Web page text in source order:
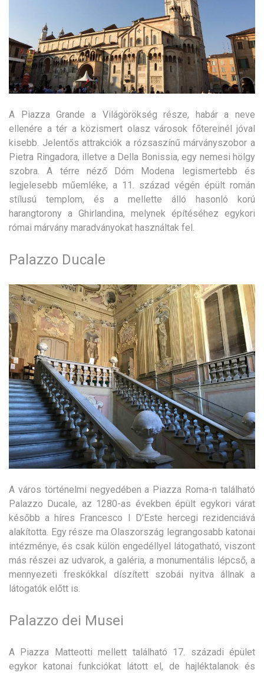
A Piazza Grande a Világörökség része, habár a neve
ellenére a tér a közismert olasz városok főtereinél jóval
kisebb. Jelentős attrakciók a rózsaszínű márványszobor a
Pietra Ringadora, illetve a Della Bonissia, egy nemesi hölgy
szobra. A térre néző Dóm Modena legismertebb és
legjelesebb műemléke, a 11. század végén épült román
stílusú templom, és a mellette álló hasonló korú
harangtorony a Ghirlandina, melynek építéséhez egykori
római márvány maradványokat használtak fel.
Palazzo Ducale
A város történelmi negyedében a Piazza Roma-n található
Palazzo Ducale, az 1280-as években épült egykori várat
később a híres Francesco I D’Este hercegi rezidenciává
alakította. Egy része ma Olaszország legrangosabb katonai
intézménye, és csak külön engedéllyel látogatható, viszont
más részei az udvarok, a galéria, a monumentális lépcső, a
mennyezeti freskókkal díszített szobái nyitva állnak a
látogatók előtt is.
Palazzo dei Musei
A Piazza Matteotti mellett található 17. századi épület
egykor katonai funkciókat látott el, de hajléktalanok és